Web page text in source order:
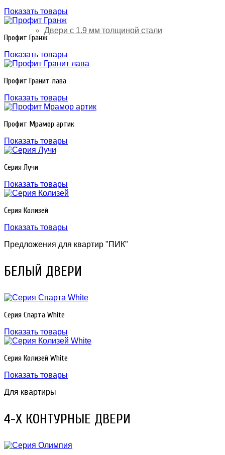
Двери с 1.9 мм толщиной стали
Показать товары
Профит Гранж
Показать товары
Профит Гранит лава
Показать товары
Профит Мрамор артик
Показать товары
Серия Лучи
Показать товары
Серия Колизей
Показать товары
Предложения для квартир "ПИК"
БЕЛЫЙ ДВЕРИ
Серия Спарта White
Показать товары
Серия Колизей White
Показать товары
Для квартиры
4-Х КОНТУРНЫЕ ДВЕРИ